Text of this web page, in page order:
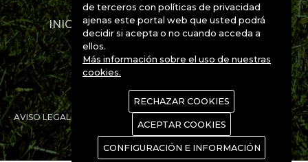
INICIO DESTINOS
ESPECIES
CONTACTO
AVISO LEGAL POLÍTICA DE PRIVACIDAD POLÍTICA DE COOKIES
www.Manchanet.es
de terceros con políticas de privacidad
ajenas este portal web que usted podrá
decidir si acepta o no cuando acceda a
ellos.
Más información sobre el uso de nuestras
cookies.
RECHAZAR COOKIES
ACEPTAR COOKIES
CONFIGURACIÓN E INFORMACIÓN